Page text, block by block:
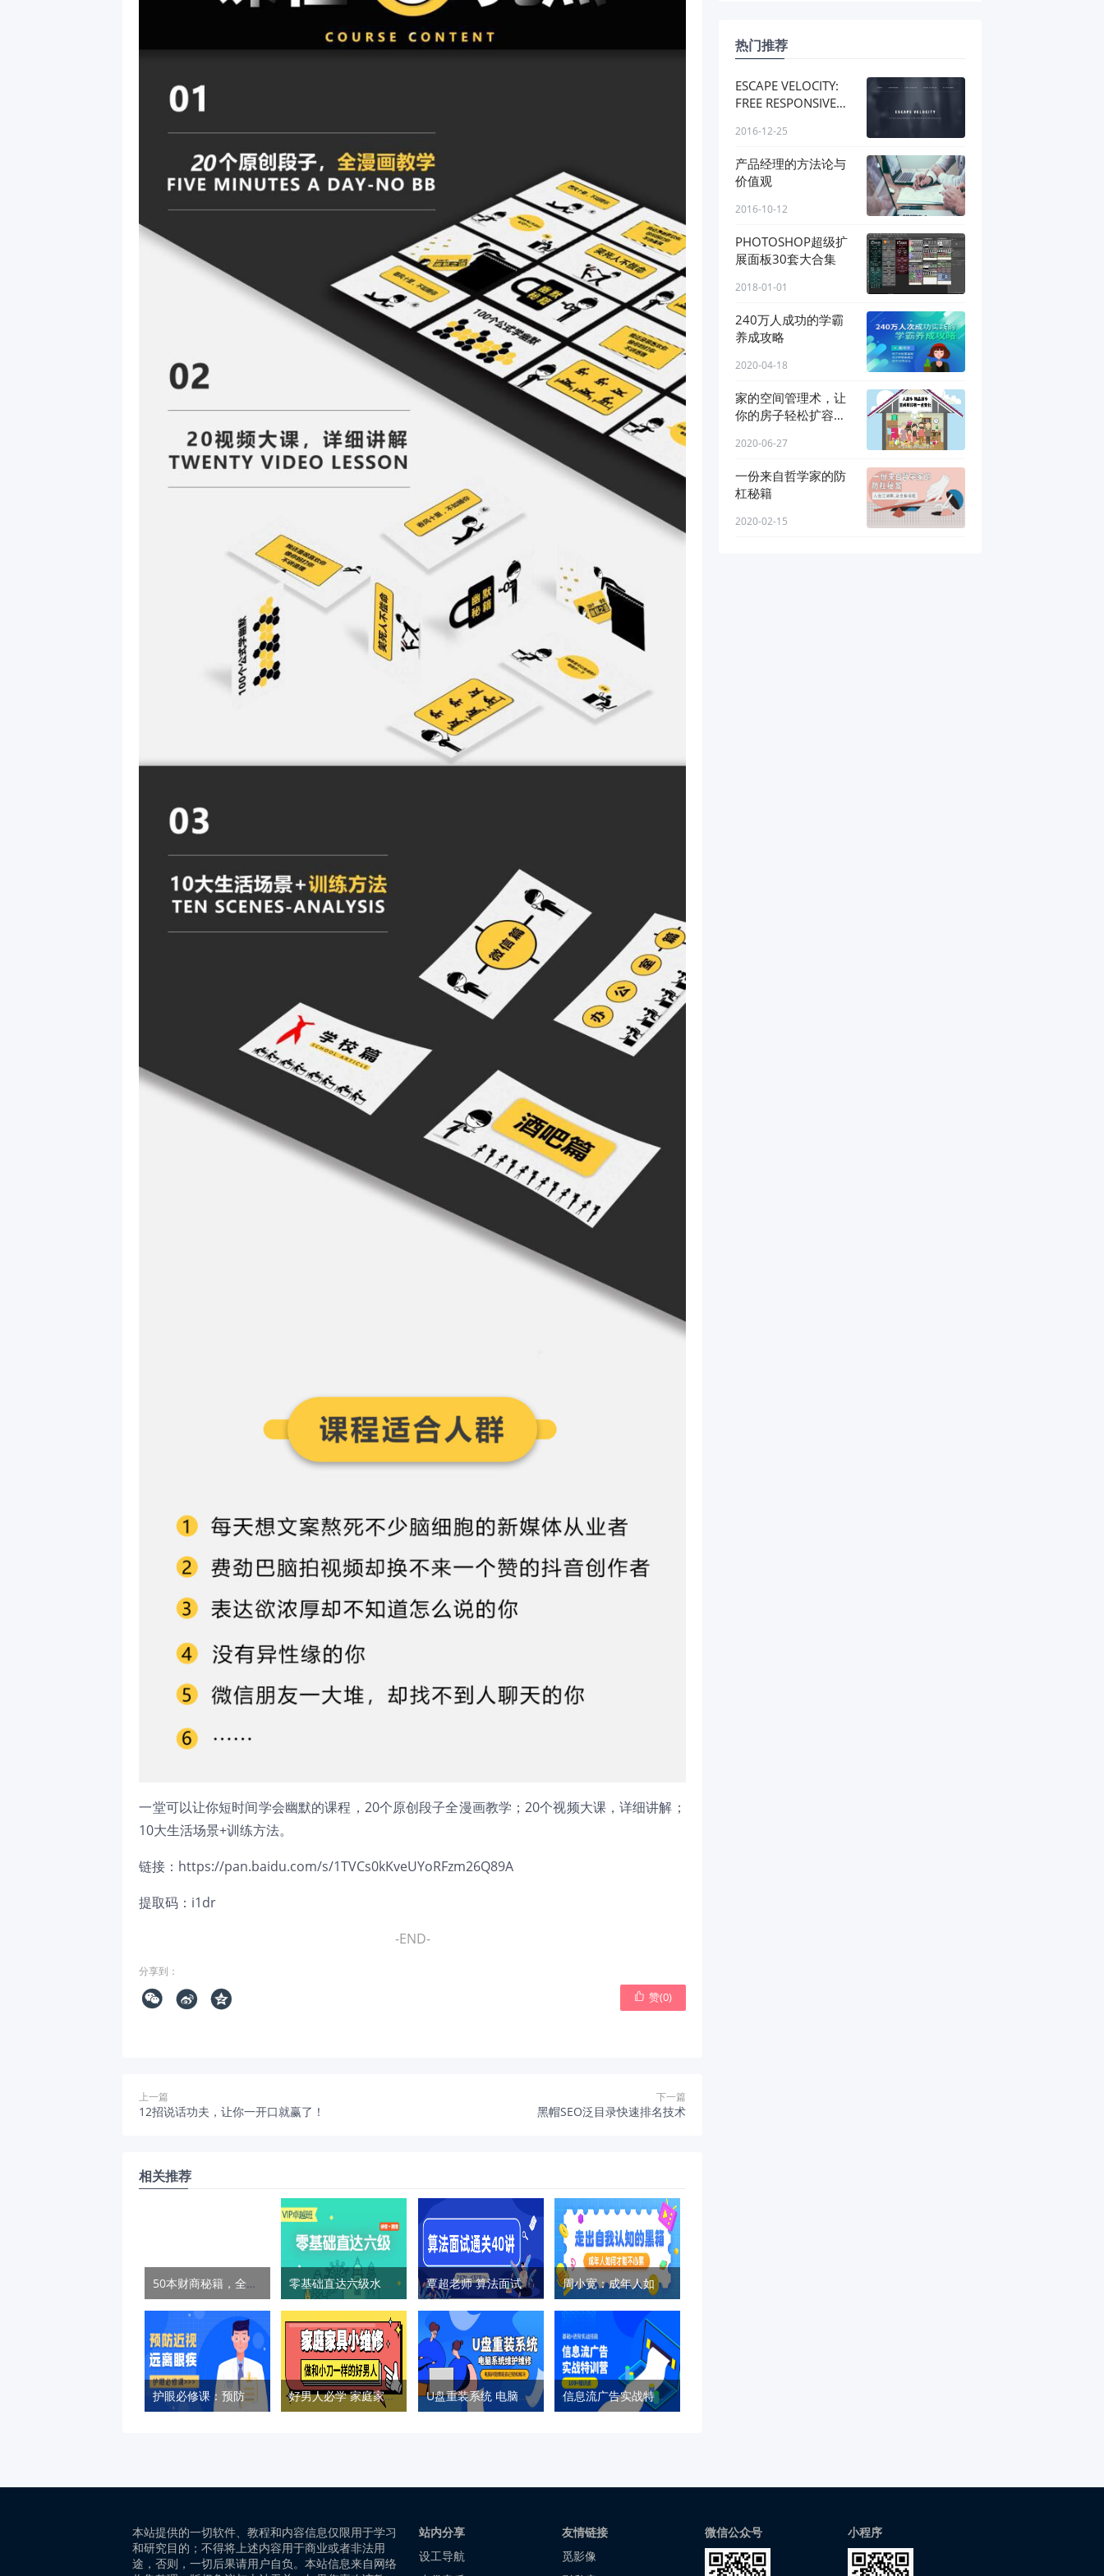
一堂可以让你短时间学会幽默的课程，20个原创段子全漫画教学；20个视频大课，详细讲解；
10大生活场景+训练方法。
链接： https://pan.baidu.com/s/1TVCs0kKveUYoRFzm26Q89A
提取码：i1dr
-END-
分享到：
    赞(0)
上一篇
12招说话功夫，让你一开口就赢了！
下一篇
黑帽SEO泛目录快速排名技术
相关推荐
50本财商秘籍，全面提升你的财富力 零基础直达六级水平英语学习 覃超老师 算法面试通关40讲 周小宽：成年人如何才能不心累
护眼必修课：预防近视远离眼疾 好男人必学 家庭家具小维修 U盘重装系统 电脑系统维护 信息流广告实战特训营第37期
热门推荐
ESCAPE VELOCITY:
FREE RESPONSIVE
TEMPLATE
2016-12-25
产品经理的方法论与
价值观
2016-10-12
PHOTOSHOP超级扩
展面板30套大合集
2018-01-01
240万人成功的学霸
养成攻略
2020-04-18
家的空间管理术，让
你的房子轻松扩容
2020-06-27
一份来自哲学家的防
杠秘籍
2020-02-15
本站提供的一切软件、教程和内容信息仅限用于学习
和研究目的；不得将上述内容用于商业或者非法用
途，否则，一切后果请用户自负。本站信息来自网络
站内分享
设工导航
友情链接
觅影像
微信公众号 小程序